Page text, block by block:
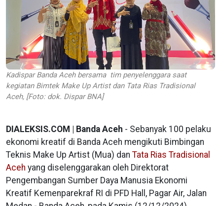
Kadispar Banda Aceh bersama tim penyelenggara saat
kegiatan Bimtek Make Up Artist dan Tata Rias Tradisional
Aceh, [Foto: dok. Dispar BNA]
DIALEKSIS.COM | Banda Aceh - Sebanyak 100 pelaku
ekonomi kreatif di Banda Aceh mengikuti Bimbingan
Teknis Make Up Artist (Mua) dan Tata Rias Tradisional
Aceh yang diselenggarakan oleh Direktorat
Pengembangan Sumber Daya Manusia Ekonomi
Kreatif Kemenparekraf RI di PFD Hall, Pagar Air, Jalan